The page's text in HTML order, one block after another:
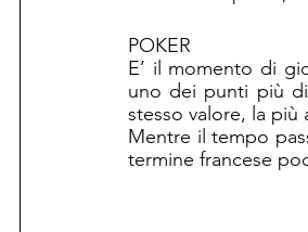
POKER
E’ il momento di
uno dei punti più
stesso valore, la più
Mentre il tempo
termine francese